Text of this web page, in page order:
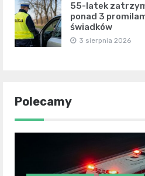
55-latek
ponad 3
świadków
3 sierpnia 2026
Polecamy